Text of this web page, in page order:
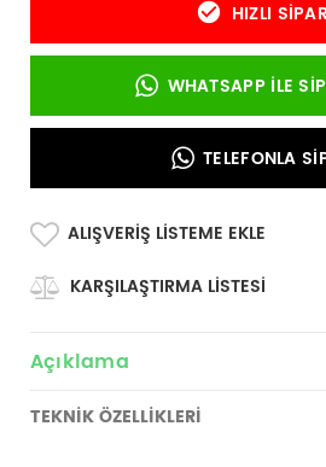
HIZLI
WHATSAPP İLE
TELEFONLA
ALIŞVERIŞ LISTEME EKLE
KARŞILAŞTIRMA LISTESI
Açıklama
TEKNİK ÖZELLİKLERİ